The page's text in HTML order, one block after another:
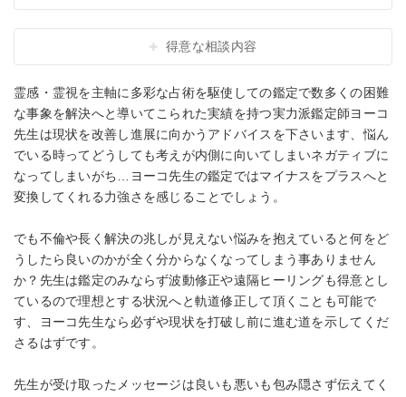
得意な相談内容
霊感・霊視を主軸に多彩な占術を駆使しての鑑定で数多くの困難
な事象を解決へと導いてこられた実績を持つ実力派鑑定師ヨーコ
先生は現状を改善し進展に向かうアドバイスを下さいます、悩ん
でいる時ってどうしても考えが内側に向いてしまいネガティブに
なってしまいがち…ヨーコ先生の鑑定ではマイナスをプラスへと
変換してくれる力強さを感じることでしょう。
でも不倫や長く解決の兆しが見えない悩みを抱えていると何をど
うしたら良いのかが全く分からなくなってしまう事ありません
か？先生は鑑定のみならず波動修正や遠隔ヒーリングも得意とし
ているので理想とする状況へと軌道修正して頂くことも可能で
す、ヨーコ先生なら必ずや現状を打破し前に進む道を示してくだ
さるはずです。
先生が受け取ったメッセージは良いも悪いも包み隠さず伝えてく